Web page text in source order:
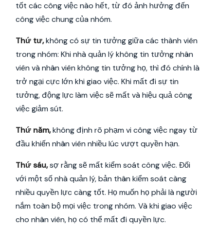
tốt các công việc nào hết, từ đó ảnh hưởng đến
công việc chung của nhóm.
Thứ tư,không có sự tin tưởng giữa các thành viên
trong nhóm: Khi nhà quản lý không tin tưởng nhân
viên và nhân viên không tin tưởng họ, thì đó chính là
trở ngại cực lớn khi giao việc. Khi mất đi sự tin
tưởng, động lực làm việc sẽ mất và hiệu quả công
việc giảm sút.
Thứ năm,không định rõ phạm vi công việc ngay từ
đầu khiến nhân viên nhiều lúc vượt quyền hạn.
Thứ sáu,sợ rằng sẽ mất kiểm soát công việc. Đối
với một số nhà quản lý, bản thân kiểm soát càng
nhiều quyền lực càng tốt. Họ muốn họ phải là người
nắm toàn bộ mọi việc trong nhóm. Và khi giao việc
cho nhân viên, họ có thể mất đi quyền lực.